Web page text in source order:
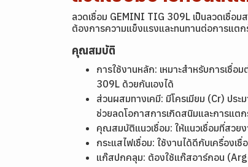
ลวดเชื่อม GEMINI TIG 309L เป็นลวดเชื่อ
ต้องการความแข็งแรงและทนทานต่อการแตก
คุณสมบัติ
การใช้งานหลัก: เหมาะสำหรับการเชื่อ
309L ด้วยกันเองได้
ส่วนผสมทางเคมี: มีโครเมียม (Cr) ปร
ช่วยลดโอกาสการเกิดสนิมและการแตก
คุณสมบัติแนวเชื่อม: ให้แนวเชื่อมที่สวย
กระแสไฟเชื่อม: ใช้งานได้ดีกับเครื่องเ
แก๊สปกคลุม: ต้องใช้แก๊สอาร์กอน